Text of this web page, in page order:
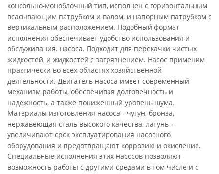
консольно-моноблочный тип, исполнен с горизонтальным
всасывающим патрубком и валом, и напорным патрубком с
вертикальным расположением. Подобный формат
исполнения обеспечивает удобство использования и
обслуживания. насоса. Подходит для перекачки чистых
жидкостей, и жидкостей с загрязнением. Насос применим
практически во всех областях хозяйственной
деятельности. Двигатель насоса имеет современный
механизм работы, обеспечивая долговечность и
надежность, а также пониженный уровень шума.
Материалы изготовления насоса - чугун, бронза,
нержавеющая сталь высокого качества, латунь -
увеличивают срок эксплуатирования насосного
оборудования и предотвращают коррозию и окисление.
Специальные исполнения этих насосов позволяют
возможность работы с другими средами в том числе и с